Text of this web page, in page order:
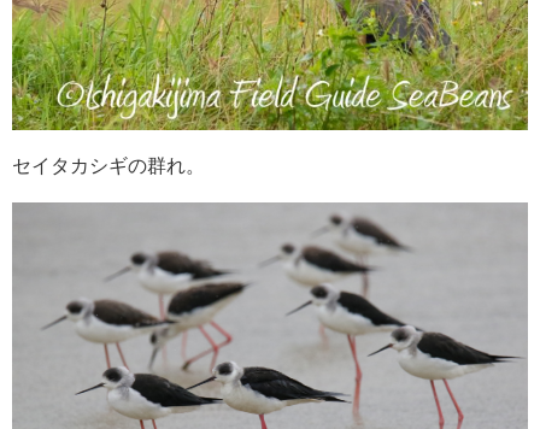
セイタカシギの群れ。